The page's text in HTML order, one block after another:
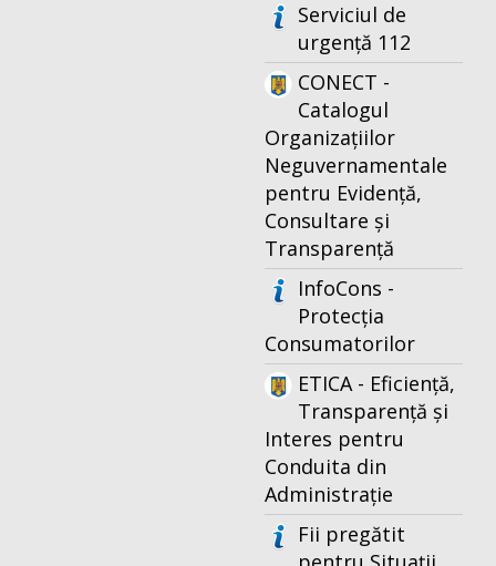
Serviciul de
urgență 112
CONECT -
Catalogul
Organizațiilor
Neguvernamentale
pentru Evidență,
Consultare și
Transparență
InfoCons -
Protecția
Consumatorilor
ETICA - Eficiență,
Transparență și
Interes pentru
Conduita din
Administrație
Fii pregătit